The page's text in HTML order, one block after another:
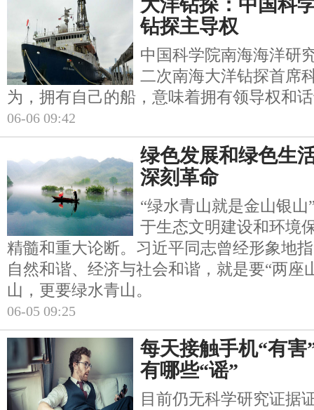
大洋钻探：中国科
钻探主导权
中国科学院南海海洋研
二次南海大洋钻探首席
为，拥有自己的船，意味着拥有领导权和
06-06 09:42
绿色发展和绿色生
深刻革命
“绿水青山就是金山银
于生态文明建设和环境
精髓和重大论断。习近平同志曾经形象地
自然和谐、经济与社会和谐，就是要“两座
山，更要绿水青山。
06-05 09:25
每天接触手机“有害
有哪些“谣”
目前仍无科学研究证据